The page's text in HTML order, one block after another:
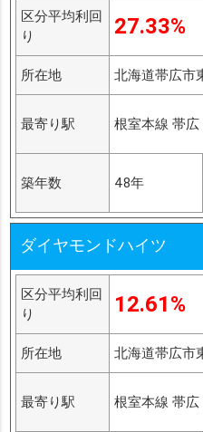
区分平均利回
り
27.33%
所在地 北海道帯広市
最寄り駅 根室本線 帯広
築年数 48年
ダイヤモンドハイツ
区分平均利回
り
12.61%
所在地 北海道帯広市
最寄り駅 根室本線 帯